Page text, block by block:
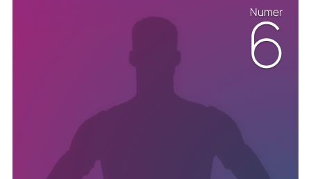
Numer
6